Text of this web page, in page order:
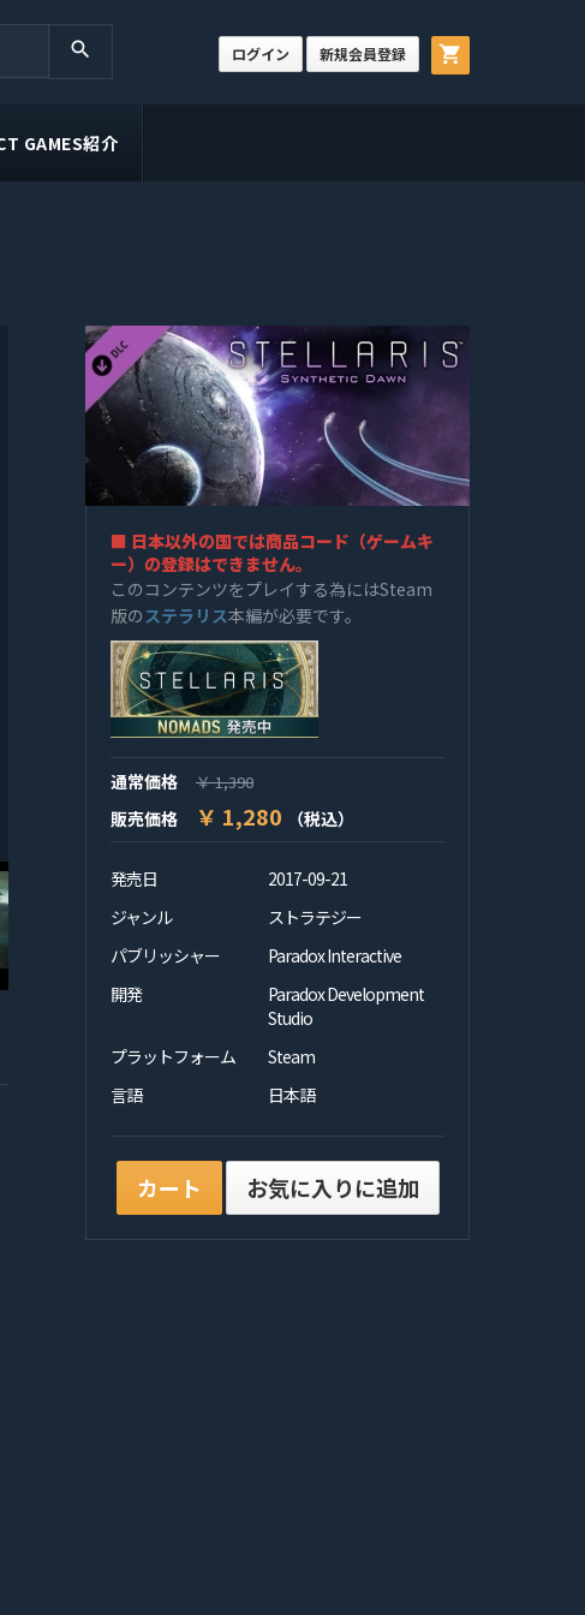
search shopping_cart
ログイン 新規会員登録
GAMES紹介
■ 日本以外の国では商品コード（ゲームキ
ー）の登録はできません。
このコンテンツをプレイする為にはSteam
版のステラリス本編が必要です。
通常価格 ￥ 1,390
販売価格 ￥ 1,280 （税込）
発売日
2017-09-21
ジャンル
ストラテジー
パブリッシャー
Paradox Interactive
開発
Paradox Development
Studio
プラットフォーム
Steam
言語
日本語
カート お気に入りに追加